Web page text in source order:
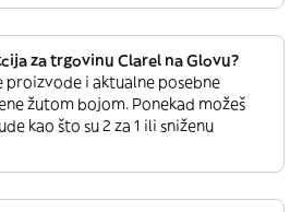
za trgovinu Clarel na Glovu?
proizvode i aktualne posebne
žutom bojom. Ponekad možeš
kao što su 2 za 1 ili sniženu